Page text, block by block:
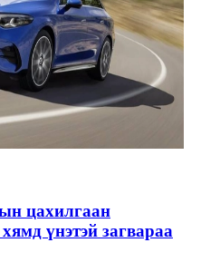
цахилгаан
үнэтэй загвараа